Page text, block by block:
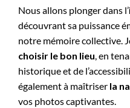
Nous allons plonger dans l’
découvrant sa puissance
notre mémoire collective.
choisir le bon lieu, en
historique et de
également à maîtriser la
vos photos captivantes.